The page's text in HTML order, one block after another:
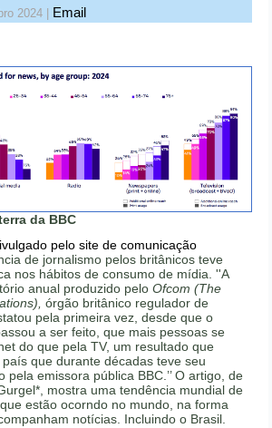
2024 Email
da BBC
pelo site de comunicação
de jornalismo pelos britânicos teve
nos hábitos de consumo de mídia. ''A
anual produzido peloOfcom (The
órgão britânico regulador de
pela primeira vez, desde que o
a ser feito, que mais pessoas se
do que pela TV, um resultado que
que durante décadas teve seu
pela emissora pública BBC.’’ O artigo, de
mostra uma tendência mundial de
estão ocorndo no mundo, na forma
notícias. Incluindo o Brasil.